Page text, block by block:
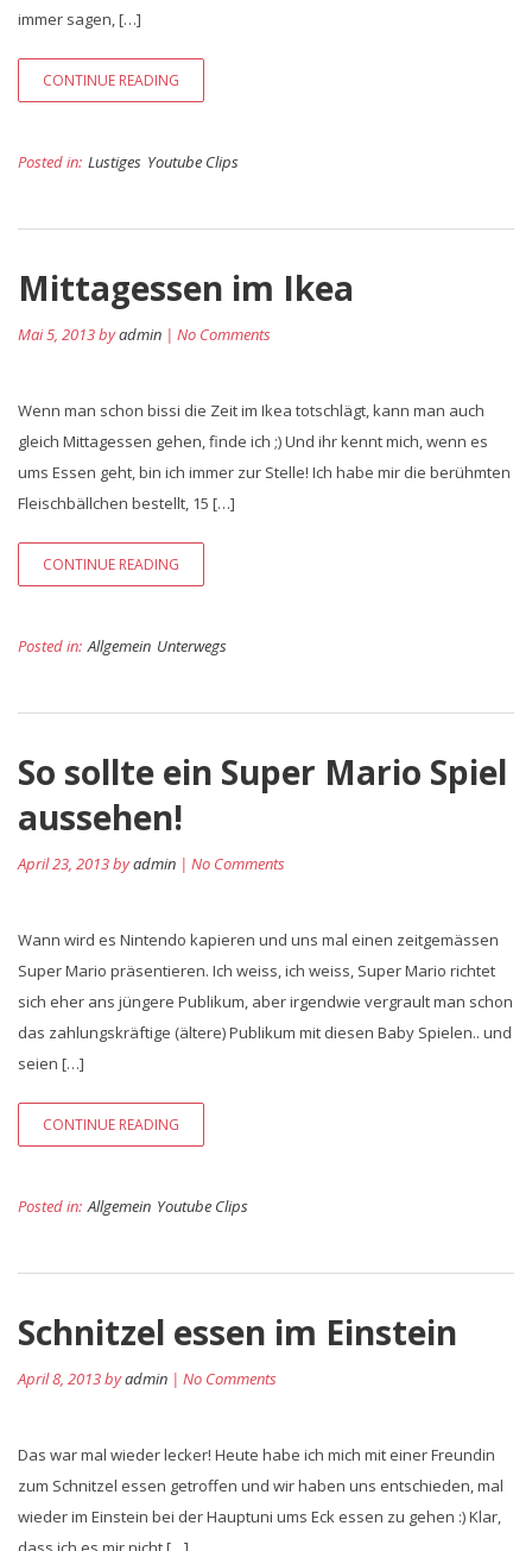
immer sagen, […]
CONTINUE READING
Posted in: Lustiges Youtube Clips
Mittagessen im Ikea
Mai 5, 2013 byadmin | No Comments
Wenn man schon bissi die Zeit im Ikea totschlägt, kann man auch
gleich Mittagessen gehen, finde ich ;) Und ihr kennt mich, wenn es
ums Essen geht, bin ich immer zur Stelle! Ich habe mir die berühmten
Fleischbällchen bestellt, 15 […]
CONTINUE READING
Posted in: Allgemein Unterwegs
So sollte ein Super Mario Spiel
aussehen!
April 23, 2013 byadmin | No Comments
Wann wird es Nintendo kapieren und uns mal einen zeitgemässen
Super Mario präsentieren. Ich weiss, ich weiss, Super Mario richtet
sich eher ans jüngere Publikum, aber irgendwie vergrault man schon
das zahlungskräftige (ältere) Publikum mit diesen Baby Spielen.. und
seien […]
CONTINUE READING
Posted in: Allgemein Youtube Clips
Schnitzel essen im Einstein
April 8, 2013 byadmin | No Comments
Das war mal wieder lecker! Heute habe ich mich mit einer Freundin
zum Schnitzel essen getroffen und wir haben uns entschieden, mal
wieder im Einstein bei der Hauptuni ums Eck essen zu gehen :) Klar,